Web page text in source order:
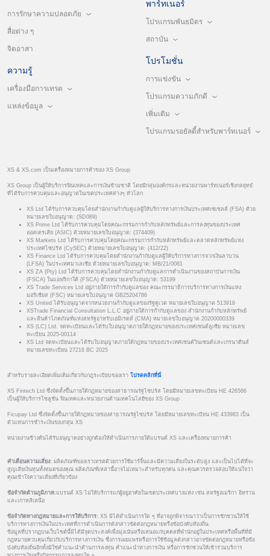
การรักษาความปลอดภัย
สื่อต่าง ๆ
จิตอาสา
ความรู้
เครื่องมือการเทรด
แหล่งข้อมูล
พาร์ทเนอร์
โปรแกรมพันธมิตร
สถาบัน
โปรโมชั่น
การแข่งขัน
โปรแกรมความภักดี
เพิ่มเติม
โปรแกรมรอยัลตี้สำหรับพาร์ทเนอร์
XS & XS.com เป็นเครื่องหมายการค้าของ XS Group
XS Group เป็นผู้ให้บริการฟินเทคและการเงินข้ามชาติ โดยมีกลุ่มองค์กรและหน่วยงานพาร์ทเนอร์เชิงกลยุทธ์
ที่ได้รับการควบคุมและอนุญาตในเขตประเทศต่างๆ ทั่วโลก
XS Ltd ได้รับการควบคุมโดยสำนักงานกำกับดูแลผู้ให้บริการทางการเงินประเทศเซเชลส์ (FSA) ด้วย
หมายเลขใบอนุญาต: (SD089)
XS Prime Ltd ได้รับการควบคุมโดยคณะกรรมการกำกับหลักทรัพย์และการลงทุนของประเทศ
ออสเตรเลีย (ASIC) ด้วยหมายเลขใบอนุญาต: (374409)
XS Markets Ltd ได้รับการควบคุมโดยคณะกรรมการกำกับหลักทรัพย์และตลาดหลักทรัพย์แห่ง
ประเทศไซปรัส (CySEC) ด้วยหมายเลขใบอนุญาต: (412/22)
XS Finance Ltd ได้รับการควบคุมโดยสำนักงานกำกับดูแลผู้ให้บริการทางการจากเงินลาบวน
(LFSA) ในประเทศมาเลเซีย ด้วยหมายเลขใบอนุญาต: MB/21/0081
XS ZA (Pty) Ltd ได้รับการควบคุมโดยสำนักงานกำกับดูแลการดำเนินงานของสถาบันการเงิน
(FSCA) ในแอฟริกาใต้ (FSCA) ด้วยหมายเลขใบอนุญาต: 53199
XS Trade Services Ltd อยู่ภายใต้การกำกับดูแลของ คณะกรรมาธิการบริการทางการเงินแห่ง
มอริเชียส (FSC) หมายเลขใบอนุญาต GB25204786
XS United ได้รับอนุญาตจากหน่วยงานกำกับดูแลของรัฐคูเวต หมายเลขใบอนุญาต 513918
XSTrade Financial Consultation L.L.C อยู่ภายใต้การกำกับดูแลของ สำนักงานกำกับหลักทรัพย์
และสินค้าโภคภัณฑ์แห่งสหรัฐอาหรับเอมิเรตส์ (CMA) หมายเลขใบอนุญาต 20200000339
XS (LC) Ltd. จดทะเบียนและได้รับใบอนุญาตภายใต้กฎหมายของประเทศเซนต์ลูเซีย หมายเลข
ทะเบียน 2025-00114
XS Ltd จดทะเบียนและได้รับใบอนุญาตภายใต้กฎหมายของประเทศเซนต์วินเซนต์และเกรนาดีนส์
หมายเลขทะเบียน 27216 BC 2025
สำหรับรายละเอียดเพิ่มเติมเกี่ยวกับกฎระเบียบของเรา โปรดคลิกที่นี่
XS Fintech Ltd ซึ่งจัดตั้งขึ้นภายใต้กฎหมายของสาธารณรัฐไซปรัส โดยมีหมายเลขทะเบียน HE 426566
เป็นผู้ให้บริการโซลูชั่น ฟินเทคและหน่วยงานด้านเทคโนโลยีของ XS Group
Ficupay Ltd ซึ่งจัดตั้งขึ้นภายใต้กฎหมายของสาธารณรัฐไซปรัส โดยมีหมายเลขทะเบียน HE 433983 เป็น
ตัวแทนการชำระเงินของกลุ่ม XS
หน่วยงานข้างต้นได้รับอนุญาตอย่างถูกต้องให้ดำเนินการภายใต้แบรนด์ XS และเครื่องหมายการค้า
คำเตือนความเสี่ยง: ผลิตภัณฑ์ของเราเทรดด้วยการใช้มาร์จิ้นและมีความเสี่ยงในระดับสูง และเป็นไปได้ที่จะ
สูญเสียเงินทุนทั้งหมดของคุณ ผลิตภัณฑ์เหล่านี้อาจไม่เหมาะสำหรับทุกคน และคุณควรตรวจสอบให้แน่ใจว่า
คุณเข้าใจความเสี่ยงที่เกี่ยวข้อง
ข้อจำกัดด้านภูมิภาค: แบรนด์ XS ไม่ให้บริการแก่ผู้อยู่อาศัยในเขตประเทศบางแห่ง เช่น สหรัฐอเมริกา อิหร่าน
และเกาหลีเหนือ
ข้อจำกัดทางกฎหมายและการให้บริการ: XS มิได้ดำเนินการใด ๆ ที่อาจถูกพิจารณาว่าเป็นการชักชวนให้ใช้
บริการทางการเงินในประเทศที่การดำเนินการดังกล่าวขัดต่อกฎหมายหรือข้อบังคับท้องถิ่น
ข้อมูลที่ปรากฏบนเว็บไซต์นี้มิได้มีจุดประสงค์เพื่อมุ่งเน้นหรือเสนอแก่บุคคลที่พำนักอยู่ในประเทศหรือพื้นที่ที่มี
กฎหมายควบคุมเกี่ยวกับบริการทางการเงิน ซึ่งการเผยแพร่หรือการใช้ข้อมูลดังกล่าวอาจขัดต่อกฎหมายหรือข้อ
บังคับท้องถิ่นอีกทั้งมิใช่คำแนะนำด้านการลงทุน คำแนะนำทางการเงิน หรือการชักชวนให้เข้าร่วมบริการ